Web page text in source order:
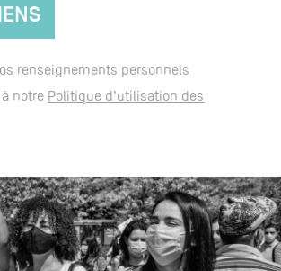
renseignements personnels
notre Politique d’utilisation des